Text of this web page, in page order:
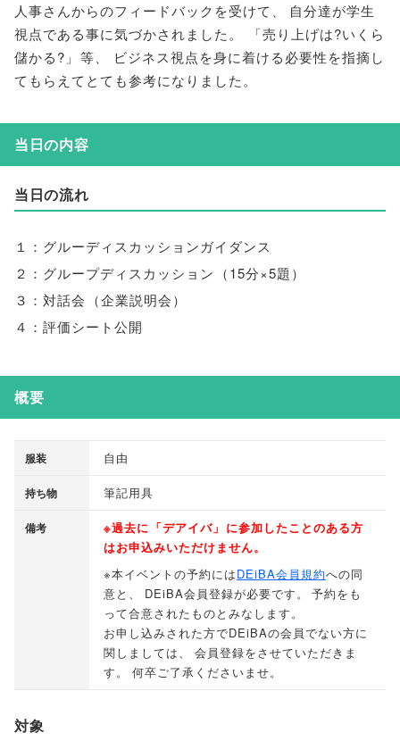
人事さんからのフィードバックを受けて 、
自分達が学生
視点である事に気づかされました。 「売り上げは?いくら
儲かる? 」 等、
ビジネス視点を身に着ける必要性を指摘し
てもらえてとても参考になりました。
当日の内容
当日の流れ
１：グルーディスカッションガイダンス
２：グループディスカッション （15分×5題 ）
３：対話会 （企業説明会）
４：評価シート公開
概要
服装 自由
持ち物 筆記用具
備考 ※過去に 「デアイバ 」 に参加したことのある方
はお申込みいただけません。
※本イベントの予約にはDEiBA会員規約への同
意と 、 DEiBA会員登録が必要です。
予約をも
って合意されたものとみなします。
お申し込みされた方でDEiBAの会員でない方に
関しましては、
会員登録をさせていただきま
す。 何卒ご了承くださいませ。
対象